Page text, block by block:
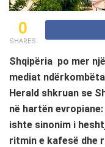
0
SHARES
Shqipëria po mer
mediat
Herald shkruan se
në hartën
ishte sinonim i
ritmin e kafesë dhe